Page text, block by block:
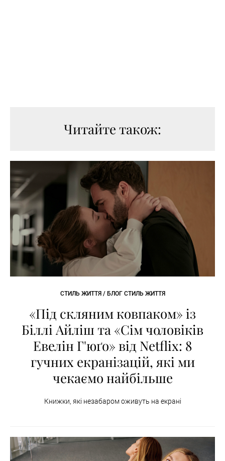
Читайте також:
СТИЛЬ ЖИТТЯ / БЛОГ СТИЛЬ ЖИТТЯ
«Під скляним ковпаком» із
Біллі Айліш та «Сім чоловіків
Евелін Г'юґо» від Netflix: 8
гучних екранізацій, які ми
чекаємо найбільше
Книжки, які незабаром оживуть на екрані